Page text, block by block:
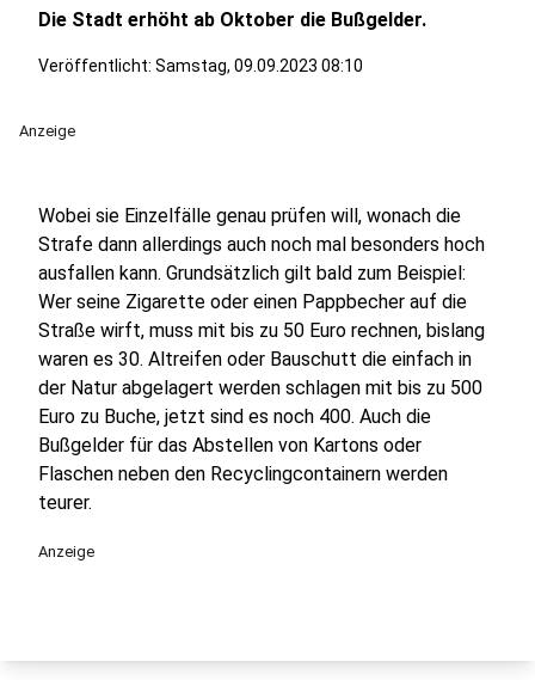
Die Stadt erhöht ab Oktober die Bußgelder.
Veröffentlicht: Samstag, 09.09.2023 08:10
Anzeige
Wobei sie Einzelfälle genau prüfen will, wonach die
Strafe dann allerdings auch noch mal besonders hoch
ausfallen kann. Grundsätzlich gilt bald zum Beispiel:
Wer seine Zigarette oder einen Pappbecher auf die
Straße wirft, muss mit bis zu 50 Euro rechnen, bislang
waren es 30. Altreifen oder Bauschutt die einfach in
der Natur abgelagert werden schlagen mit bis zu 500
Euro zu Buche, jetzt sind es noch 400. Auch die
Bußgelder für das Abstellen von Kartons oder
Flaschen neben den Recyclingcontainern werden
teurer.
Anzeige